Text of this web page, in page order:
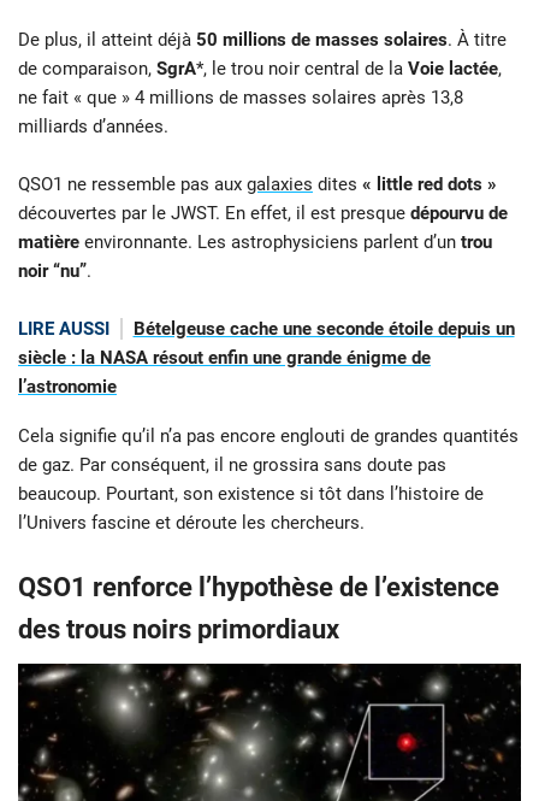
De plus, il atteint déjà 50 millions de masses solaires. À titre
de comparaison, SgrA*, le trou noir central de la Voie lactée,
ne fait « que » 4 millions de masses solaires après 13,8
milliards d’années.
QSO1 ne ressemble pas aux galaxies dites « little red dots »
découvertes par le JWST. En effet, il est presque dépourvu de
matière environnante. Les astrophysiciens parlent d’un trou
noir “nu”.
LIRE AUSSI
Bételgeuse cache une seconde étoile depuis un
siècle : la NASA résout enfin une grande énigme de
l’astronomie
Cela signifie qu’il n’a pas encore englouti de grandes quantités
de gaz. Par conséquent, il ne grossira sans doute pas
beaucoup. Pourtant, son existence si tôt dans l’histoire de
l’Univers fascine et déroute les chercheurs.
QSO1 renforce l’hypothèse de l’existence
des trous noirs primordiaux